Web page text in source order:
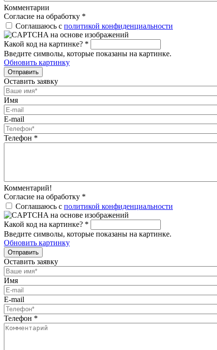
Комментарии
Согласие на обработку *
Соглашаюсь с политикой конфиденциальности
Какой код на картинке? *
Введите символы, которые показаны на картинке.
Обновить картинку
Отправить
Оставить заявку
Имя
E-mail
Телефон *
Комментарий!
Согласие на обработку *
Соглашаюсь с политикой конфиденциальности
Какой код на картинке? *
Введите символы, которые показаны на картинке.
Обновить картинку
Отправить
Оставить заявку
Имя
E-mail
Телефон *